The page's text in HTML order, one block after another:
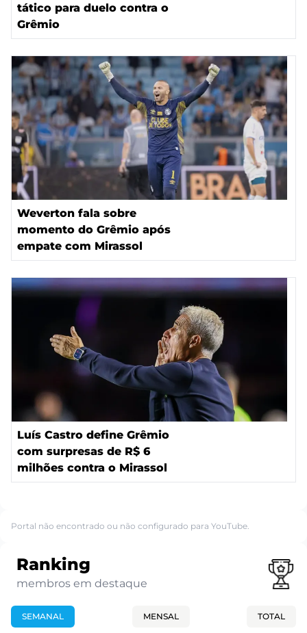
tático para duelo contra o
Grêmio
Weverton fala sobre
momento do Grêmio após
empate com Mirassol
Luís Castro define Grêmio
com surpresas de R$ 6
milhões contra o Mirassol
Portal não encontrado ou não configurado para YouTube.
Ranking
membros em destaque
SEMANAL MENSAL TOTAL